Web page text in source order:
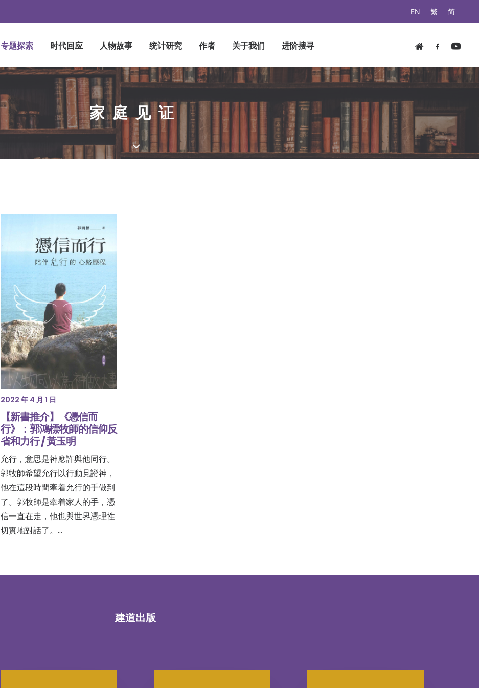
EN 繁 简
专题探索 时代回应 人物故事 统计研究 作者 关于我们 进阶搜寻
家庭见证
2022 年 4 月 1 日
【新書推介】《憑信而
行》：郭鴻標牧師的信仰反
省和力行 / 黃玉明
允行，意思是神應許與他同行。
郭牧師希望允行以行動見證神，
他在這段時間牽着允行的手做到
了。郭牧師是牽着家人的手，憑
信一直在走，他也與世界憑理性
切實地對話了。…
建道出版